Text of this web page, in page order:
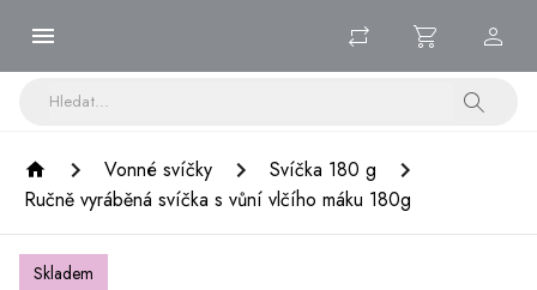
Vonné svíčky
Svíčka 180 g
Ručně vyráběná svíčka s vůní vlčího máku 180g
Skladem